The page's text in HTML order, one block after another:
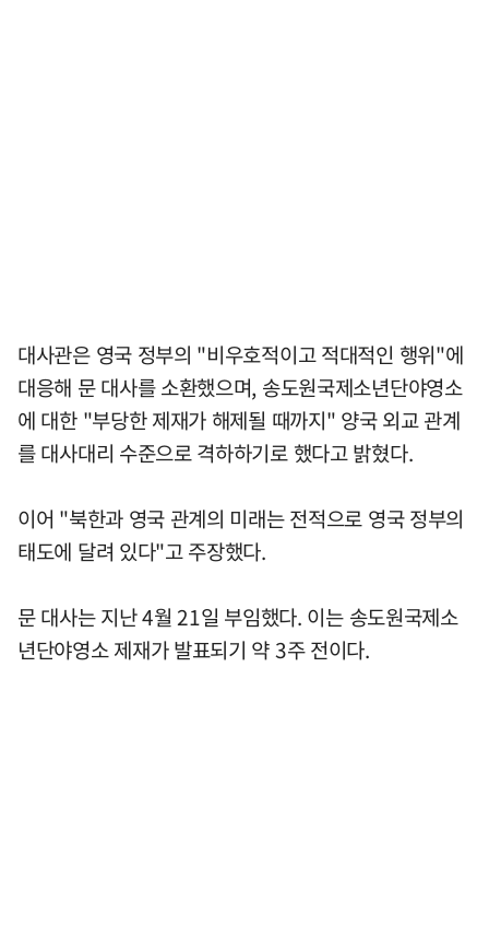
대사관은 영국 정부의 "비우호적이고 적대적인 행위"에
대응해 문 대사를 소환했으며, 송도원국제소년단야영소
에 대한 "부당한 제재가 해제될 때까지" 양국 외교 관계
를 대사대리 수준으로 격하하기로 했다고 밝혔다.
이어 "북한과 영국 관계의 미래는 전적으로 영국 정부의
태도에 달려 있다"고 주장했다.
문 대사는 지난 4월 21일 부임했다. 이는 송도원국제소
년단야영소 제재가 발표되기 약 3주 전이다.